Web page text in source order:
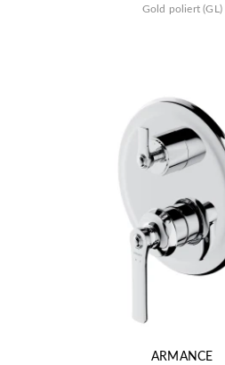
Gold poliert (GL)
ARMANCE